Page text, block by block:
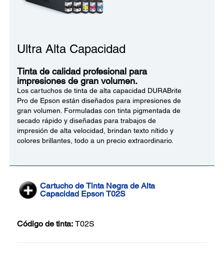
Ultra Alta Capacidad
Tinta de calidad profesional para
impresiones de gran volumen.
Los cartuchos de tinta de alta capacidad DURABrite
Pro de Epson están diseñados para impresiones de
gran volumen. Formuladas con tinta pigmentada de
secado rápido y diseñadas para trabajos de
impresión de alta velocidad, brindan texto nítido y
colores brillantes, todo a un precio extraordinario.
Cartucho de Tinta Negra de Alta
Capacidad Epson T02S
Código de tinta: T02S